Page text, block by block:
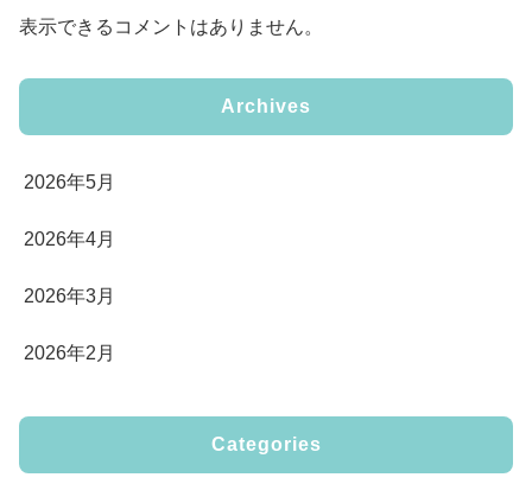
表示できるコメントはありません。
Archives
2026年5月
2026年4月
2026年3月
2026年2月
Categories